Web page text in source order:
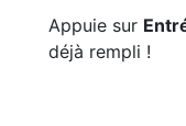
Appuie sur
déjà rempli !